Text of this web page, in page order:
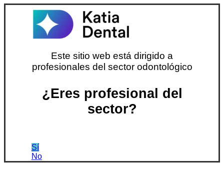
Este sitio web está dirigido a
profesionales del sector odontológico
¿Eres profesional del
sector?
Sí
No